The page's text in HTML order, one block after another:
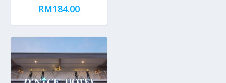
RM184.00